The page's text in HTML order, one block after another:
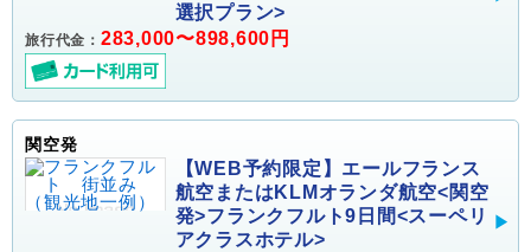
選択プラン>
旅行代金： 283,000〜898,600円
関空発
【WEB予約限定】エールフランス
航空またはKLMオランダ航空<関空
発>フランクフルト9日間<スーペリ
アクラスホテル>